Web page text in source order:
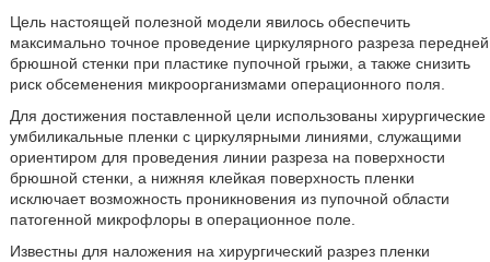
Цель настоящей полезной модели явилось обеспечить
максимально точное проведение циркулярного разреза передней
брюшной стенки при пластике пупочной грыжи, а также снизить
риск обсеменения микроорганизмами операционного поля.
Для достижения поставленной цели использованы хирургические
умбиликальные пленки с циркулярными линиями, служащими
ориентиром для проведения линии разреза на поверхности
брюшной стенки, а нижняя клейкая поверхность пленки
исключает возможность проникновения из пупочной области
патогенной микрофлоры в операционное поле.
Известны для наложения на хирургический разрез пленки